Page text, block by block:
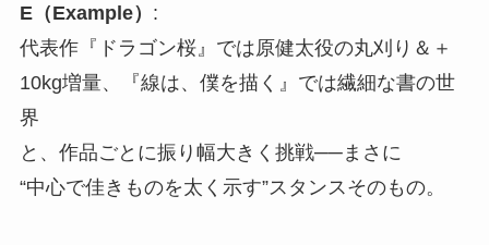
E（Example） :
代表作『ドラゴン桜』では原健太役の丸刈り＆＋
10kg増量、『線は、僕を描く』では繊細な書の世
界
と、作品ごとに振り幅大きく挑戦──まさに
“中心で佳きものを太く示す”スタンスそのもの。